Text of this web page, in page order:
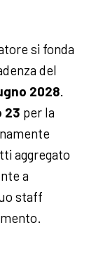
si fonda
del
2028.
23 per la
aggregato
a
staff